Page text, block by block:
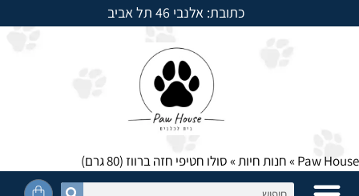
כתובת: אלנבי 46 תל אביב
למשלוחים חייגו: 054-5950525
Paw House
»חנות חיות»סולו חטיפי חזה ברווז (80 גרם)